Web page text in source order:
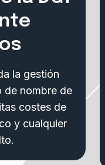
la gestión
de nombre de
costes de
y cualquier